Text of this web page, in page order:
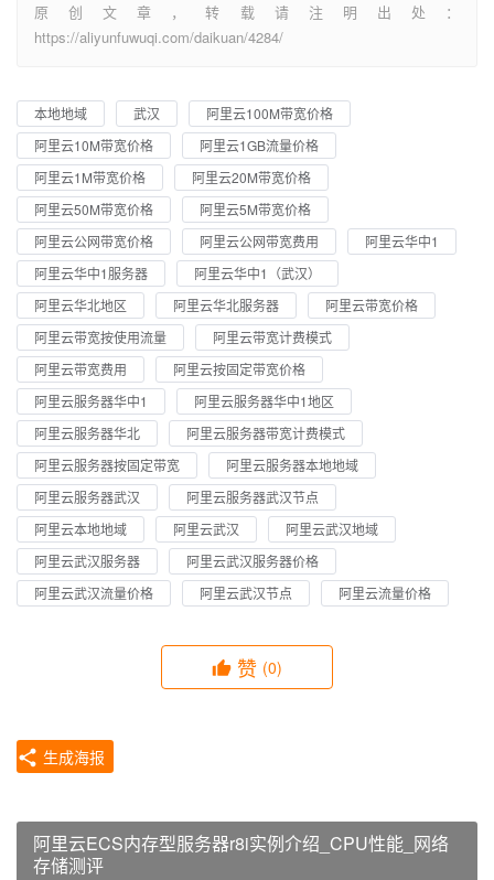
原创文章，转载请注明出处：
https://aliyunfuwuqi.com/daikuan/4284/
本地地域 武汉
阿里云100M带宽价格
阿里云10M带宽价格
阿里云1GB流量价格
阿里云1M带宽价格
阿里云20M带宽价格
阿里云50M带宽价格
阿里云5M带宽价格
阿里云公网带宽价格
阿里云公网带宽费用
阿里云华中1
阿里云华中1服务器
阿里云华中1（武汉）
阿里云华北地区
阿里云华北服务器
阿里云带宽价格
阿里云带宽按使用流量
阿里云带宽计费模式
阿里云带宽费用
阿里云按固定带宽价格
阿里云服务器华中1
阿里云服务器华中1地区
阿里云服务器华北
阿里云服务器带宽计费模式
阿里云服务器按固定带宽
阿里云服务器本地地域
阿里云服务器武汉
阿里云服务器武汉节点
阿里云本地地域
阿里云武汉
阿里云武汉地域
阿里云武汉服务器
阿里云武汉服务器价格
阿里云武汉流量价格
阿里云武汉节点 阿里云流量价格
赞 (0)
生成海报
阿里云ECS内存型服务器r8i实例介绍_CPU性能_网络
存储测评